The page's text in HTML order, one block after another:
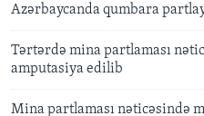
Azərbaycanda qumbara
Tərtərdə mina partlaması
amputasiya edilib
Mina partlaması nəticəsində